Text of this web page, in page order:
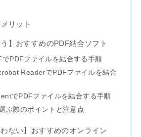
リット
う】おすすめのPDF結合ソフト
PDFファイルを結合する手順
ReaderでPDFファイルを結合
でPDFファイルを結合する手順
ぶ際のポイントと注意点
わない】おすすめのオンライン